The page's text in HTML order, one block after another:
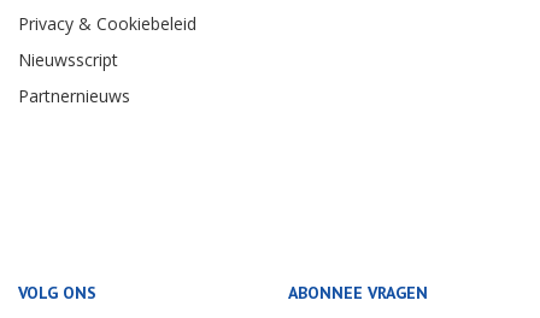
Privacy & Cookiebeleid
Nieuwsscript
Partnernieuws
VOLG ONS ABONNEE VRAGEN